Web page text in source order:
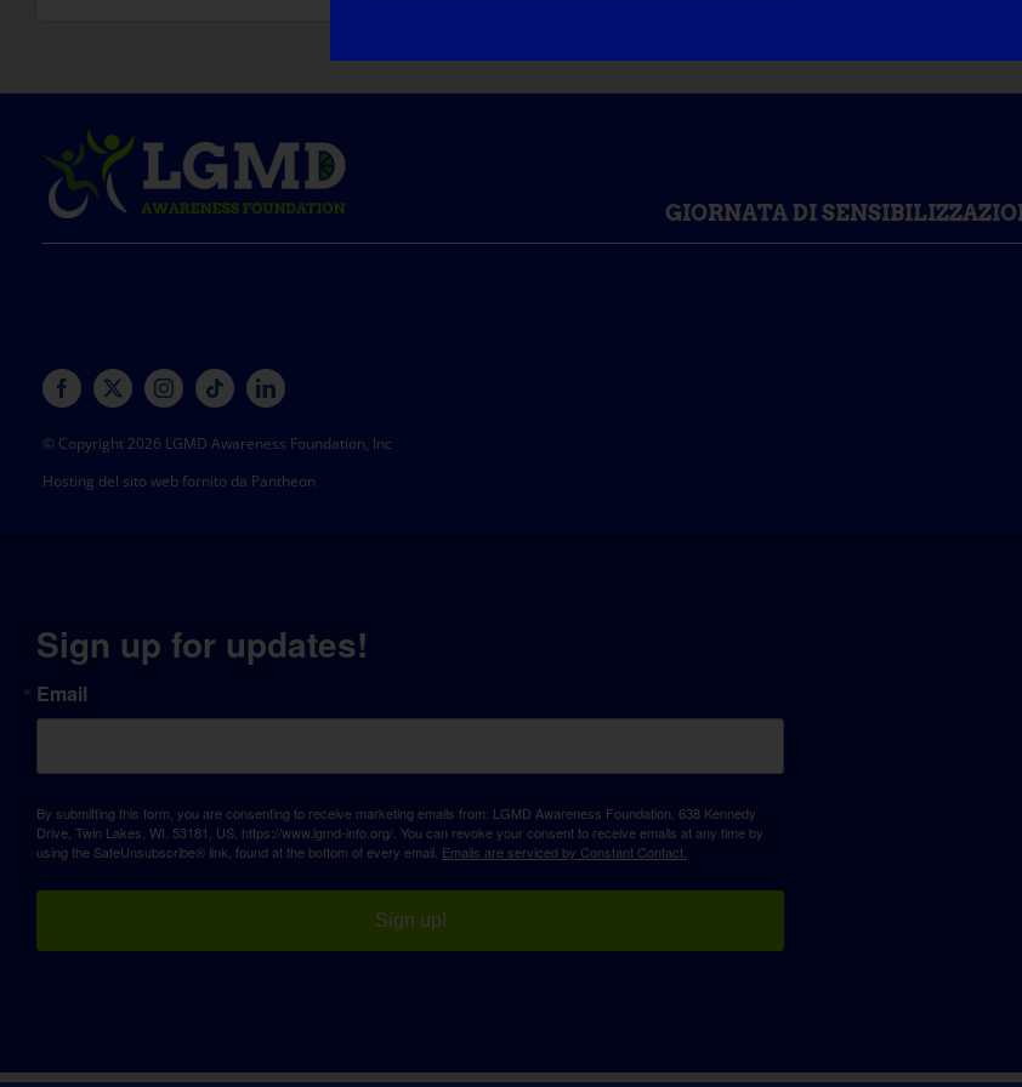
GIORNATA DI
© Copyright 2026 LGMD Awareness Foundation, Inc
Hosting del sito web fornito da Pantheon
Sign up for updates!
Email
By submitting this form, you are consenting to receive marketing emails from: LGMD Awareness Foundation, 638 Kennedy
Drive, Twin Lakes, WI, 53181, US, https://www.lgmd-info.org/. You can revoke your consent to receive emails at any time by
using the SafeUnsubscribe® link, found at the bottom of every email. Emails are serviced by Constant Contact.
Sign up!